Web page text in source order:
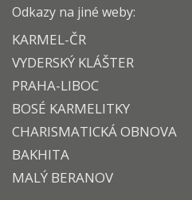
Odkazy na jiné weby:
KARMEL-ČR
VYDERSKÝ KLÁŠTER
PRAHA-LIBOC
BOSÉ KARMELITKY
CHARISMATICKÁ OBNOVA
BAKHITA
MALÝ BERANOV